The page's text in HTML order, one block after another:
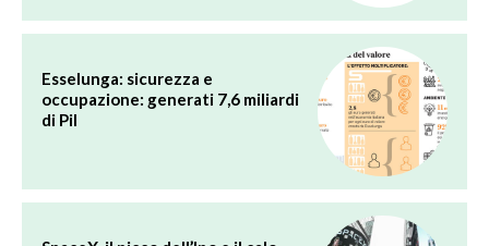
Esselunga: sicurezza e
occupazione: generati 7,6 miliardi
di Pil